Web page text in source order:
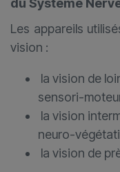
du Système
Les appareils
vision :
la vision de
sensori-
la vision
neuro-
la vision de